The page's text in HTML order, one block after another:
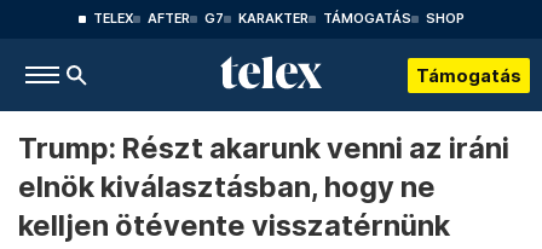
TELEX AFTER G7 KARAKTER TÁMOGATÁS SHOP
Támogatás
Trump: Részt akarunk venni az iráni
elnök kiválasztásban, hogy ne
kelljen ötévente visszatérnünk